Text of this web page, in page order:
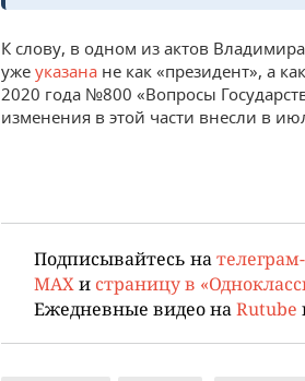
К слову, в одном из актов
уже указана не как «президент», а
2020 года №800 «Вопросы
изменения в этой части внесли в
Подписывайтесь на
MAXи страницу в
Ежедневные видео наRutube